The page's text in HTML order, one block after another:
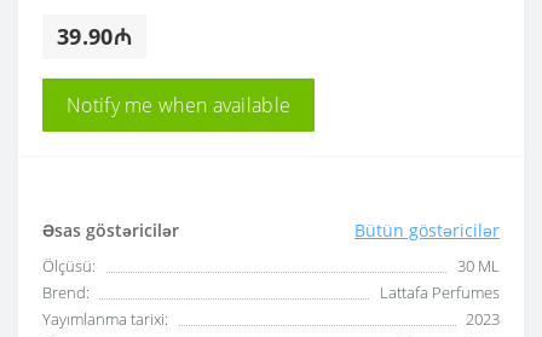
39.90₼
Notify me when available
Əsas göstəricilər Bütün göstəricilər
Ölçüsü:
30 ML
Brend:
Lattafa Perfumes
Yayımlanma tarixi:
2023